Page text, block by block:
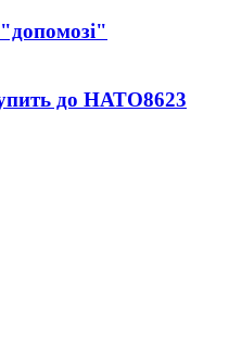
до НАТО8623